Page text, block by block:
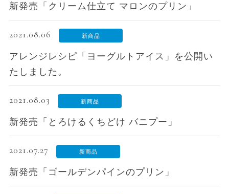
新発売「クリーム仕立て マロンのプリン」
2021.08.06 新商品
アレンジレシピ「ヨーグルトアイス」を公開い
たしました。
2021.08.03 新商品
新発売「とろけるくちどけ バニプー」
2021.07.27 新商品
新発売「ゴールデンパインのプリン」